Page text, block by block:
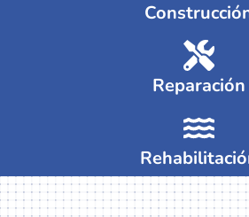
Reparación